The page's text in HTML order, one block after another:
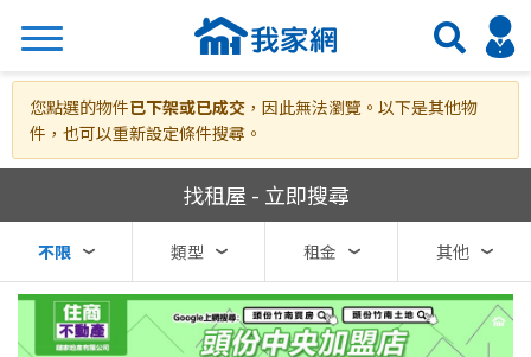
搜尋
縣市 區域
您點選的物件已下架或已成交 ，因此無法瀏覽。以下是其他物
件，也可以重新設定條件搜尋。
我家網房屋租賃
找租屋 - 立即搜尋
不限 類型 租金 其他